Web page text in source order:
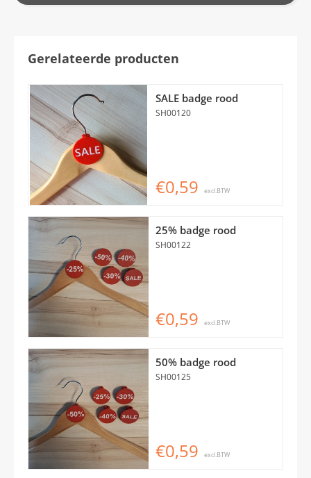
Gerelateerde producten
SALE badge rood
SH00120
€0,59 excl.BTW
25% badge rood
SH00122
€0,59 excl.BTW
50% badge rood
SH00125
€0,59 excl.BTW